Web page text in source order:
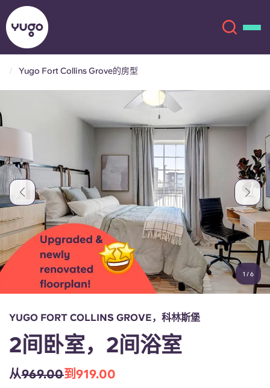
更多
语言
English (GB)
Chinese
Español
选择一个国家
立即预订
English (US)
Chinese Español
Català Deutsch
Italian French
Portuguese
Yugo Fort Collins Grove的房型
1 /6
YUGO FORT COLLINS GROVE，科林斯堡
2间卧室，2间浴室
从969.00到919.00